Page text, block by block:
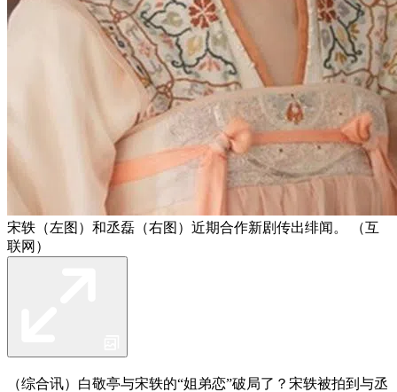
宋轶（左图）和丞磊（右图）近期合作新剧传出绯闻。 （互
联网）
（综合讯）白敬亭与宋轶的“姐弟恋”破局了？宋轶被拍到与丞